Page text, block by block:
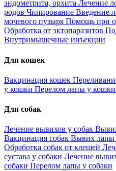
эндометрита, орхита Лечение
родов Чипирование Введение
мочевого пузыря Помощь при
Обработка от эктопаразитов
Внутримышечные инъекции
Для кошек
Вакцинация кошек
у кошки Перелом лапы у кошки
Для собак
Лечение вывихов у собак
Вакцинация собак Вывих лапы
Обработка собак от клещей
сустава у собаки Лечение
собаки Перелом лапы у собаки